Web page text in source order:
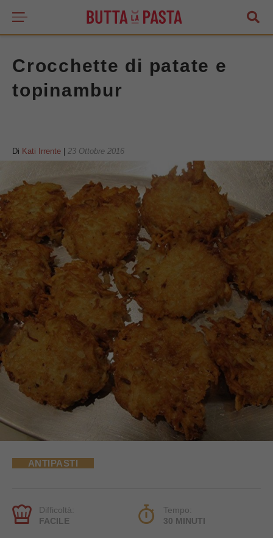
Crocchette di patate e
topinambur
Di Kati Irrente 23 Ottobre 2016
ANTIPASTI
Difficoltà:
FACILE
Tempo:
30 MINUTI